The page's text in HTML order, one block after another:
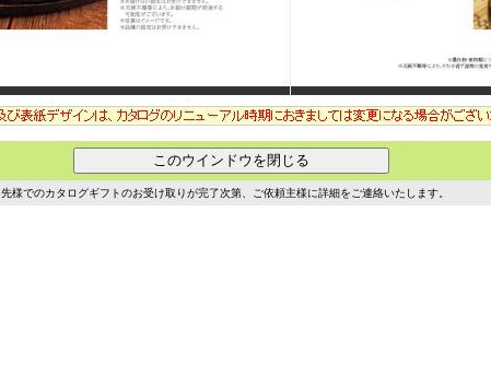
先様でのカタログギフトのお受け取りが完了次第、ご依頼主様に詳細をご連絡いたします。